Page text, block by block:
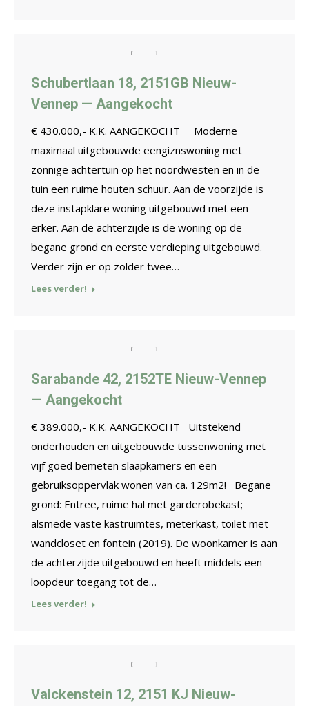
Schubertlaan 18, 2151GB Nieuw-
Vennep — Aangekocht
€ 430.000,- K.K. AANGEKOCHT Moderne
maximaal uitgebouwde eengiznswoning met
zonnige achtertuin op het noordwesten en in de
tuin een ruime houten schuur. Aan de voorzijde is
deze instapklare woning uitgebouwd met een
erker. Aan de achterzijde is de woning op de
begane grond en eerste verdieping uitgebouwd.
Verder zijn er op zolder twee…
Lees verder!
Sarabande 42, 2152TE Nieuw-Vennep
— Aangekocht
€ 389.000,- K.K. AANGEKOCHT Uitstekend
onderhouden en uitgebouwde tussenwoning met
vijf goed bemeten slaapkamers en een
gebruiksoppervlak wonen van ca. 129m2! Begane
grond: Entree, ruime hal met garderobekast;
alsmede vaste kastruimtes, meterkast, toilet met
wandcloset en fontein (2019). De woonkamer is aan
de achterzijde uitgebouwd en heeft middels een
loopdeur toegang tot de…
Lees verder!
Valckenstein 12, 2151 KJ Nieuw-